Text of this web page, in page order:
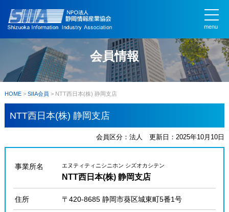
menu
会員情報
HOME> SIIA会員 > NTT西日本(株) 静岡支店
NTT西日本(株) 静岡支店
会員区分：法人 更新日：2025年10月10日
事業所名 エヌティティニシニホン シズオカシテン
NTT西日本(株) 静岡支店
住所 〒420-8685 静岡市葵区城東町5番1号